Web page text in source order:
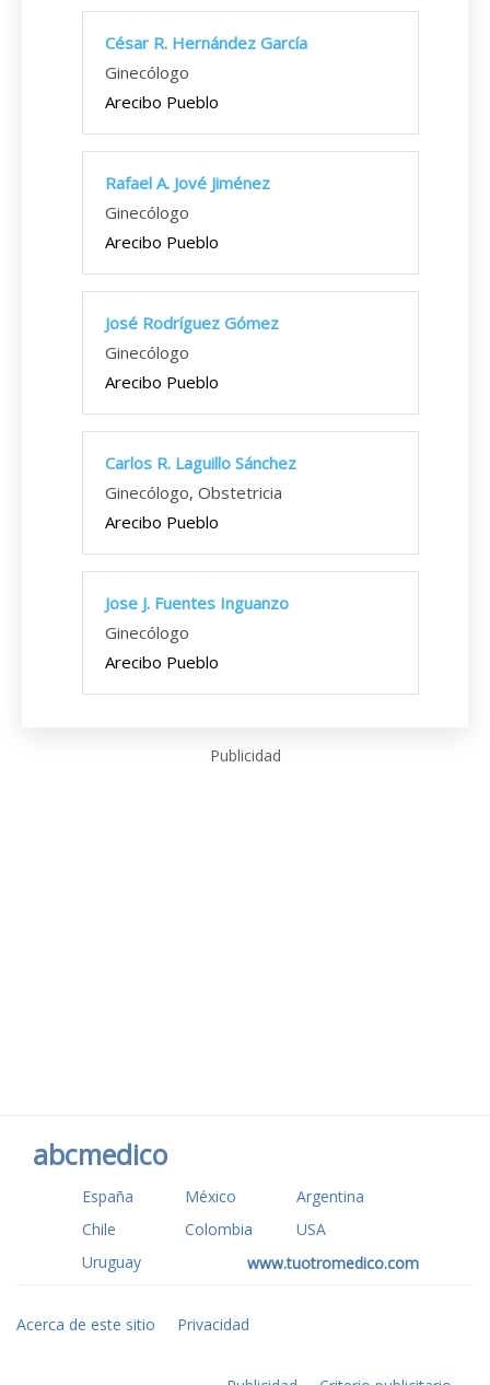
César R. Hernández García
Ginecólogo
Arecibo Pueblo
Rafael A. Jové Jiménez
Ginecólogo
Arecibo Pueblo
José Rodríguez Gómez
Ginecólogo
Arecibo Pueblo
Carlos R. Laguillo Sánchez
Ginecólogo, Obstetricia
Arecibo Pueblo
Jose J. Fuentes Inguanzo
Ginecólogo
Arecibo Pueblo
Publicidad
abcmedico
España México
Argentina
Chile
Colombia
USA
Uruguay
www.tuotromedico.com
Acerca de este sitio Privacidad